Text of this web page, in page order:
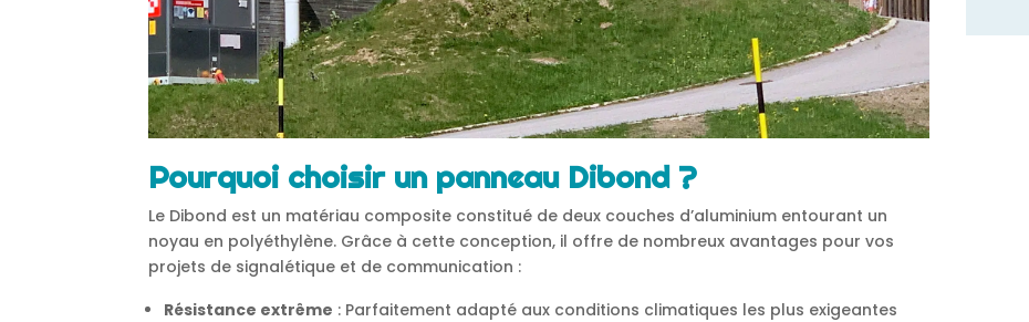
Pourquoi choisir un panneau Dibond ?
Le Dibond est un matériau composite constitué de deux couches d’aluminium entourant un
noyau en polyéthylène. Grâce à cette conception, il offre de nombreux avantages pour vos
projets de signalétique et de communication :
Résistance extrême : Parfaitement adapté aux conditions climatiques les plus exigeantes